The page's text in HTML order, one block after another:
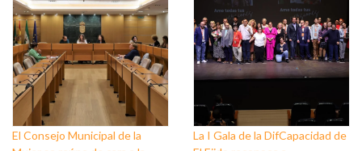
El Consejo Municipal de la
La I Gala de la DifCapacidad de